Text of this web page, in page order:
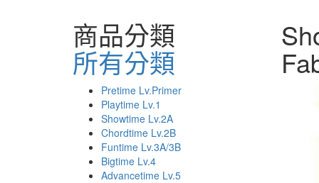
商品分類
所有分類
Pretime Lv.Primer
Playtime Lv.1
Showtime Lv.2A
Chordtime Lv.2B
Funtime Lv.3A/3B
Bigtime Lv.4
Advancetime Lv.5